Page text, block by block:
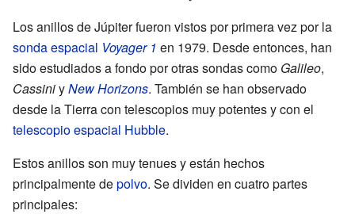
Los anillos de Júpiter fueron vistos por primera vez por la
sonda espacial Voyager 1 en 1979. Desde entonces, han
sido estudiados a fondo por otras sondas como Galileo,
CassiniyNew Horizons. También se han observado
desde la Tierra con telescopios muy potentes y con el
telescopio espacial Hubble.
Estos anillos son muy tenues y están hechos
principalmente depolvo. Se dividen en cuatro partes
principales: